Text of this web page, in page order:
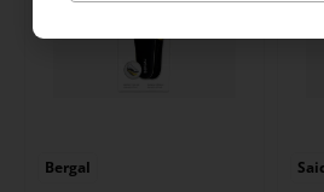
Bergal